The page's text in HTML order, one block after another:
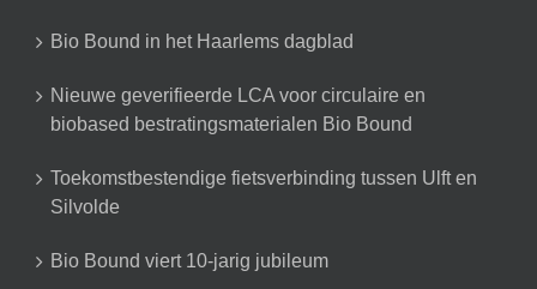
Bio Bound in het Haarlems dagblad
Nieuwe geverifieerde LCA voor circulaire en
biobased bestratingsmaterialen Bio Bound
Toekomstbestendige fietsverbinding tussen Ulft en
Silvolde
Bio Bound viert 10-jarig jubileum